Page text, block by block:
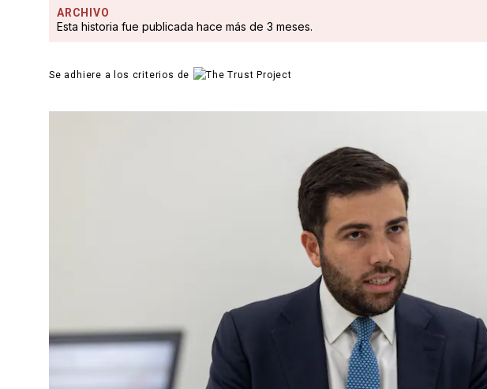
ARCHIVO
Esta historia fue publicada hace más de 3 meses.
Se adhiere a los criterios de